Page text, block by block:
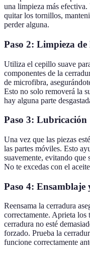
una limpieza más
quitar los tornillos,
perder alguna.
Paso 2: Limpieza de
Utiliza el cepillo suave
componentes de la
de microfibra,
Esto no solo removerá la
hay alguna parte
Paso 3: Lubricación
Una vez que las piezas
las partes móviles. Esto
suavemente, evitando que
No te excedas con el
Paso 4: Ensamblaje
Reensama la cerradura
correctamente. Aprieta los
cerradura no esté
forzado. Prueba la
funcione correctamente